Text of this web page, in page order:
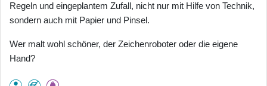
Regeln und eingeplantem Zufall, nicht nur mit Hilfe von Technik,
sondern auch mit Papier und Pinsel.
Wer malt wohl schöner, der Zeichenroboter oder die eigene
Hand?